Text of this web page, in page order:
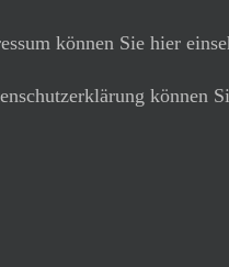
können Sie hier
können